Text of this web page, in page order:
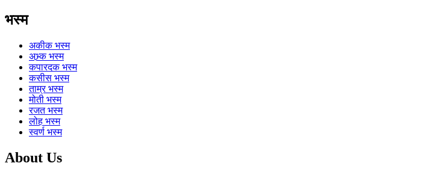
भस्म
अकीकभस्म
अभ्र्क भस्म
कपारदक भस्म
कसीस भस्म
ताम्र भस्म
मोती भस्म
रजत भस्म
लोह भस्म
स्वर्ण भस्म
About Us